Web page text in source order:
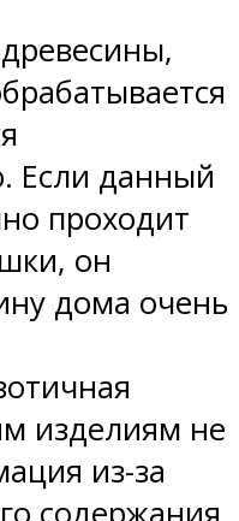
Если данный
проходит
он
дома очень
изделиям не
из-за